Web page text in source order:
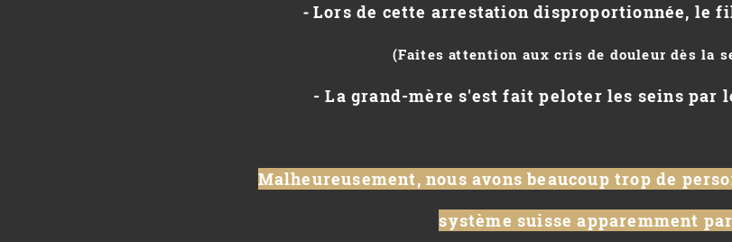
-Lors de cette arrestation disproportionnée, le
(Faites attention aux cris de douleur dès la
- La grand-mère s'est fait peloter les seins par
Malheureusement, nous avons beaucoup trop de
système suisse apparemment